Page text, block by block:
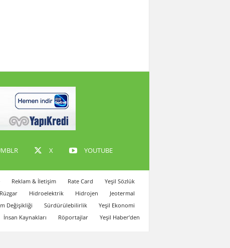
X YOUTUBE
Reklam & İletişim Rate Card
Yeşil Sözlük
Rüzgar Hidroelektrik Hidrojen
Jeotermal
Değişikliği Sürdürülebilirlik
Yeşil Ekonomi
İnsan Kaynakları Röportajlar Yeşil Haber’den